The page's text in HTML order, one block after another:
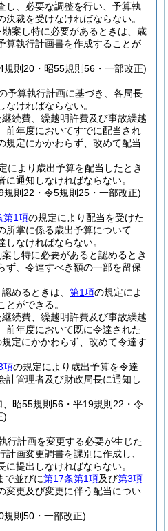
し、必要な調整を行い、予算執
裁を受けなければならない。
案し特に必要があるときは、歳
算執行計画書を作成することが
則20・昭55規則56・一部改正)
予算執行計画に基づき、各局長
ければならない。
続費、繰越明許費及び事故繰越
前年度においてすでに配当され
規定にかかわらず、改めて配当
により歳出予算を配当したとき
通知しなければならない。
則22・令5規則25・一部改正)
第1項の規定により配当を受けた
所掌に係る歳出予算について
なければならない。
し特に必要があると認めるとき
ず、令達すべき額の一部を留保
めるときは、 第1項の規定によ
とができる。
続費、繰越明許費及び事故繰越
前年度において既に令達された
規定にかかわらず、改めて令達す
項の規定により歳出予算を令達
計管理者及び財政局長に通知し
昭55規則56・平19規則22・令
)
行計画を変更する必要が生じた
計画変更調書を課別に作成し、
提出しなければならない。
で並びに第17条第1項及び第3項
変更及び変更に伴う配当につい
則50・一部改正)